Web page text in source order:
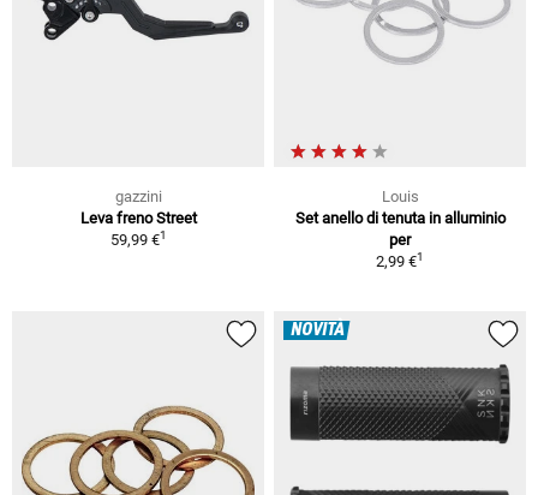
gazzini
Leva freno Street
59,99 €1
Louis
Set anello di tenuta in alluminio
per
2,99 €1
NOVITÀ